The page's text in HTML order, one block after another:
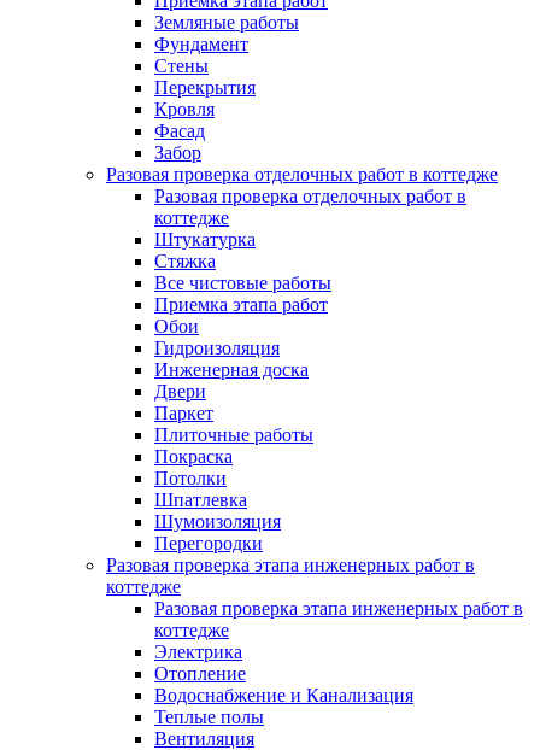
Земляные работы
Фундамент
Стены
Перекрытия
Кровля
Фасад
Забор
Разовая проверка отделочных работ в коттедже
Разовая проверка отделочных работ в
коттедже
Штукатурка
Стяжка
Все чистовые работы
Приемка этапа работ
Обои
Гидроизоляция
Инженерная доска
Двери
Паркет
Плиточные работы
Покраска
Потолки
Шпатлевка
Шумоизоляция
Перегородки
Разовая проверка этапа инженерных работ в
коттедже
Разовая проверка этапа инженерных работ в
коттедже
Электрика
Отопление
Водоснабжение и Канализация
Теплые полы
Вентиляция